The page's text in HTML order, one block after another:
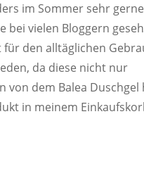
im Sommer sehr gerne
bei vielen Bloggern
den alltäglichen
da diese nicht nur
von dem Balea Duschgel
in meinem